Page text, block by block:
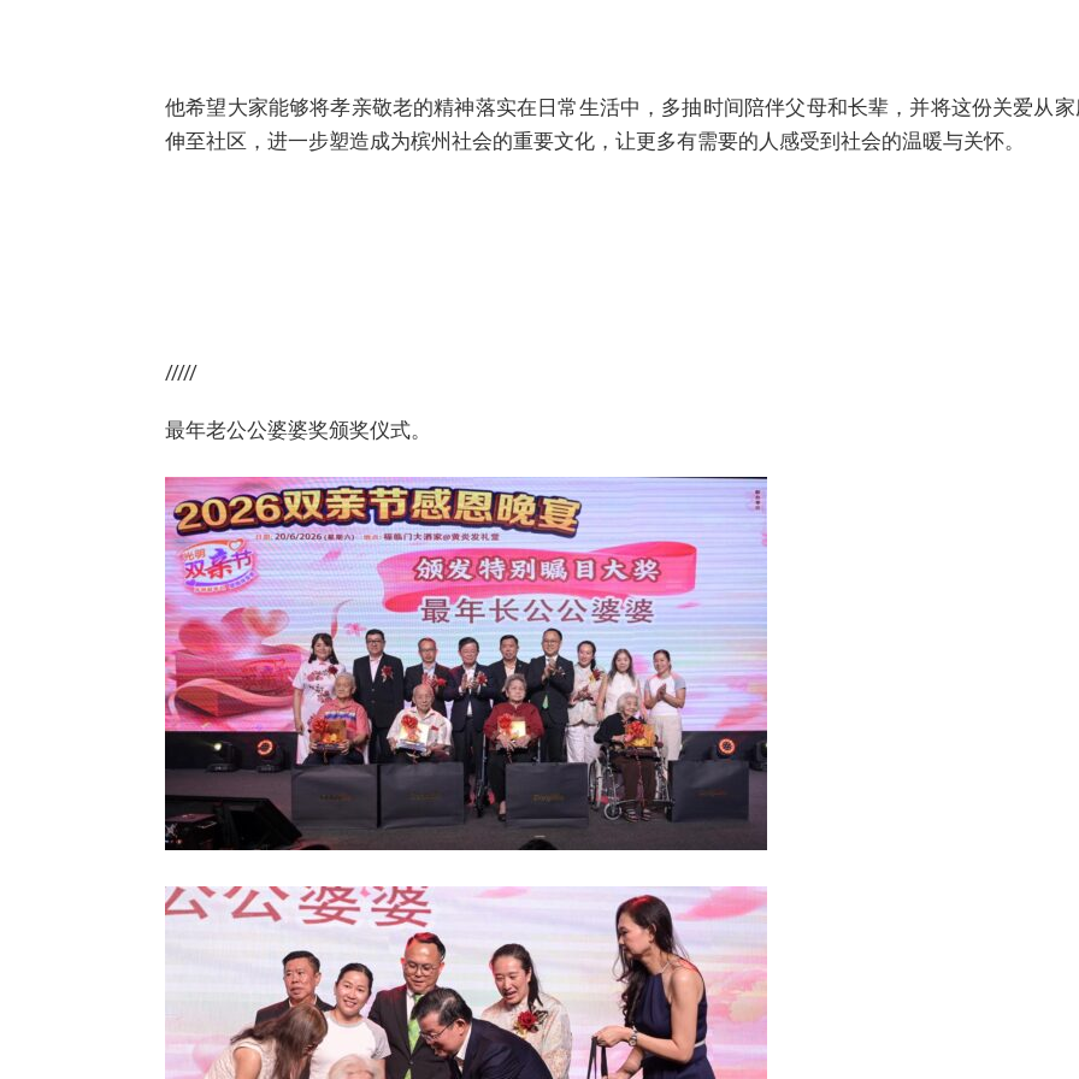
他希望大家能够将孝亲敬老的精神落实在日常生活中，多抽时间陪伴父母和长辈，并将这份关爱从
伸至社区，进一步塑造成为槟州社会的重要文化，让更多有需要的人感受到社会的温暖与关怀。
/////
最年老公公婆婆奖颁奖仪式。